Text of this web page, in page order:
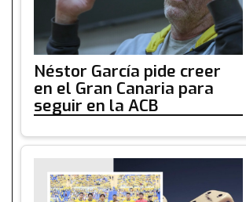
Néstor García pide creer
en el Gran Canaria para
seguir en la ACB